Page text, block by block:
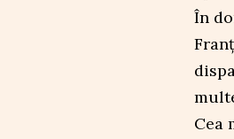
În
Cea